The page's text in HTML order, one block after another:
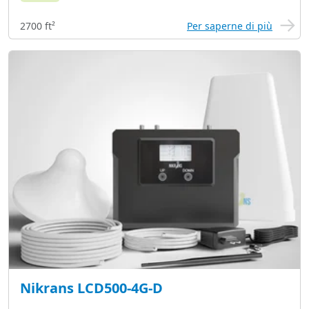
2700 ft² Per saperne di più
Nikrans LCD500-4G-D